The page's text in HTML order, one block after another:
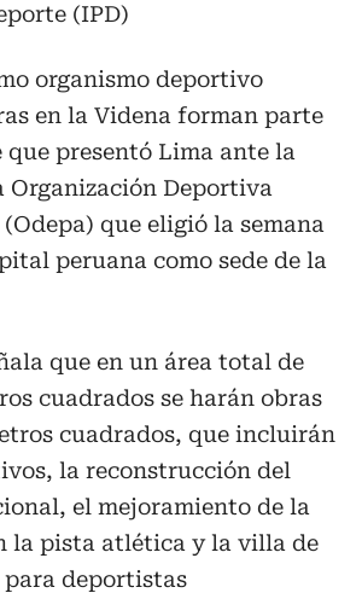
(IPD)
organismo deportivo
en la Videna forman parte
presentó Lima ante la
Organización Deportiva
que eligió la semana
peruana como sede de la
que en un área total de
cuadrados se harán obras
cuadrados, que incluirán
la reconstrucción del
el mejoramiento de la
la pista atlética y la villa de
deportistas